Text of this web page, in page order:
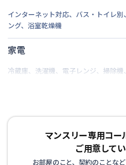
インターネット対応、 バス・トイレ別、
ング、 浴室乾燥機
家電
冷蔵庫、 洗濯機、 電子レンジ、 掃除機、
マンスリー専用コー
ご用意して
お部屋のこと、契約のことな